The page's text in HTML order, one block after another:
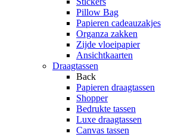
Pillow Bag
Papieren cadeauzakjes
Organza zakken
Zijde vloeipapier
Ansichtkaarten
Draagtassen
Back
Papieren draagtassen
Shopper
Bedrukte tassen
Luxe draagtassen
Canvas tassen